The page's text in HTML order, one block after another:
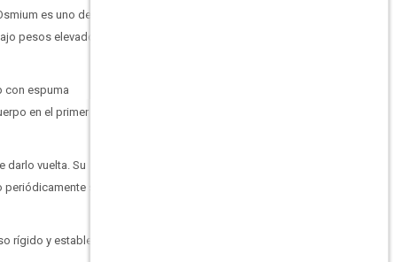
es uno de los
pesos elevados o
con espuma
en el primer
darlo vuelta. Su
sobre
rígido y estable.